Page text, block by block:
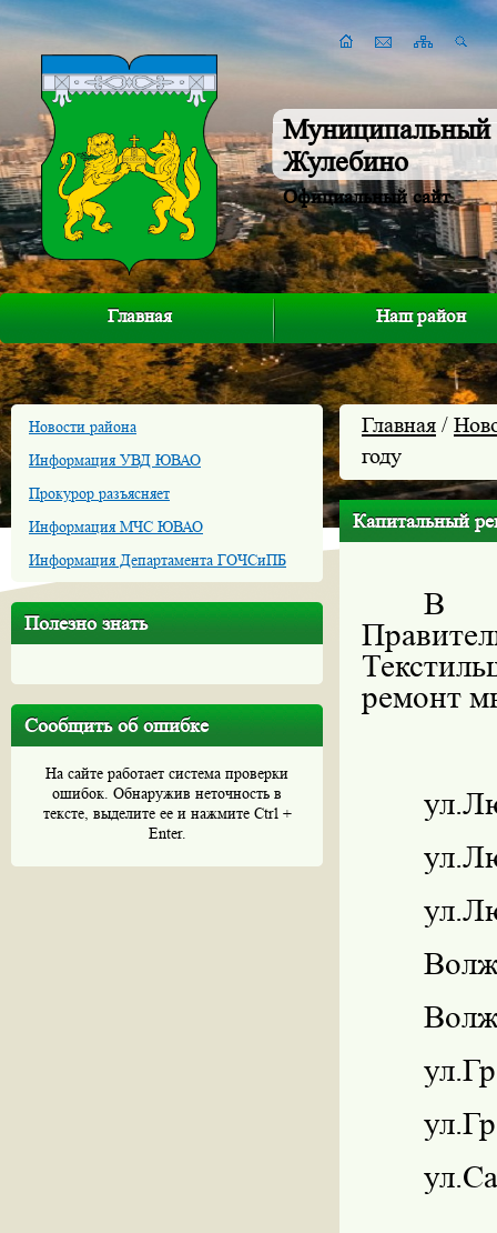
Муниципальный
Жулебино
Официальный сайт
Главная Наш район
Новости района
Информация УВД ЮВАО
Прокурор разъясняет
Информация МЧС ЮВАО
Информация Департамента ГОЧСиПБ
Полезно знать
Сообщить об ошибке
На сайте работает система проверки
ошибок. Обнаружив неточность в
тексте, выделите ее и нажмите Ctrl +
Enter.
Главная /
году
Капитальный
В
ремонт